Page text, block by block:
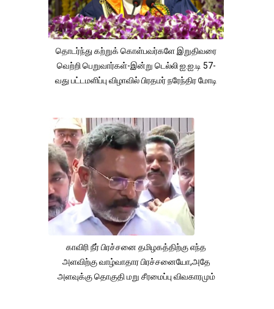
தொடர்ந்து கற்றுக் கொள்பவர்களே இறுதிவரை
வெற்றி பெறுவார்கள்-இன்று டெல்லி ஐ.ஐ.டி 57-
வது பட்டமளிப்பு விழாவில் பிரதமர் நரேந்திர மோடி
காவிரி நீர் பிரச்சனை தமிழகத்திற்கு எந்த
அளவிற்கு வாழ்வாதார பிரச்சனையோ,அதே
அளவுக்கு தொகுதி மறு சீரமைப்பு விவகாரமும்